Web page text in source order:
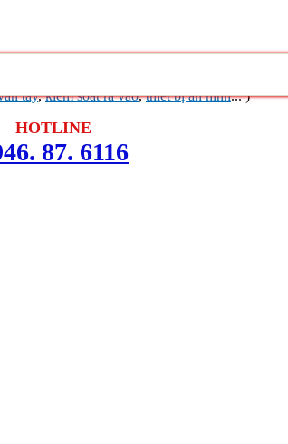
tay,kiểm soát ra vào,thiết bị an ninh... )
HOTLINE
87. 6116